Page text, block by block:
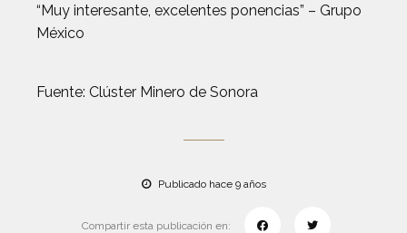
“Muy interesante, excelentes ponencias” – Grupo
México
Fuente: Clúster Minero de Sonora
Publicado hace 9 años
Compartir esta publicación en: